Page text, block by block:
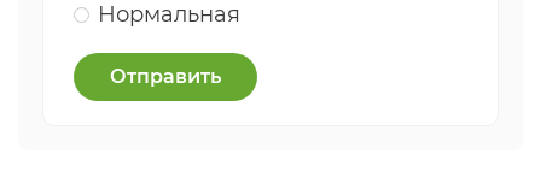
Нормальная
Отправить